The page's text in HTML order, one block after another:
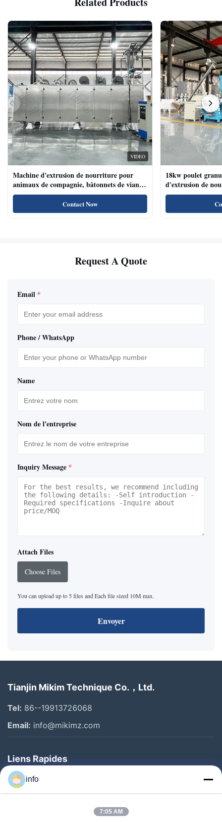
VIDEO
Machine d'extrusion de nourriture pour
animaux de compagnie, bâtonnets de viande
de chien, machine d'extrusion de nourriture
pour animaux de compagnie avec système de
plateau automatique
Contact Now
18kw poulet
d'extrusion de
compagnie haute
naturels de
Request A Quote
Email *
Phone / WhatsApp
Name
Nom de l'entreprise
Inquiry Message *
Attach Files
Choose Files
You can upload up to 5 files and Each file sized 10M max.
Envoyer
Tianjin Mikim Technique Co.，Ltd.
Tel: 86--19913726068
Email: info@mikimz.com
Liens Rapides
Accueil
Produits
Spectacle De Réalité Virtuelle
info
7:05 AM